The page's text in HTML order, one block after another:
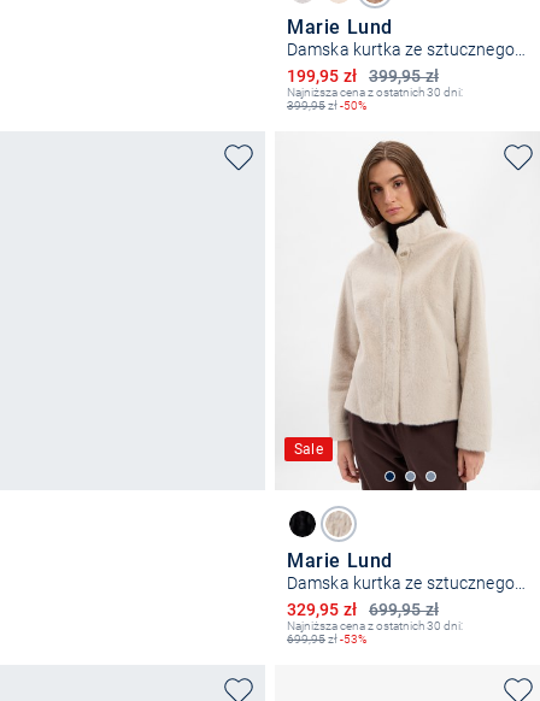
Marie Lund
Damska kurtka ze sztucznego futra
399,95 zł
Obniżona cena
199,95 zł
Najniższa cena z ostatnich 30 dni:
399,95zł-50%
Sale
Marie Lund
Damska kurtka ze sztucznego futra
699,95 zł
Obniżona cena
329,95 zł
Najniższa cena z ostatnich 30 dni:
699,95zł-53%